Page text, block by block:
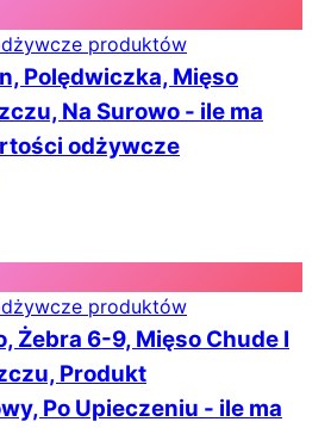
produktów
Polędwiczka, Mięso
Na Surowo - ile ma
odżywcze
produktów
Żebra 6-9, Mięso Chude I
Produkt
Po Upieczeniu - ile ma